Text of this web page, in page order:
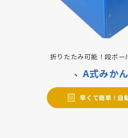
折りたたみ可能！段ボー
A式みか
早くて簡単！自